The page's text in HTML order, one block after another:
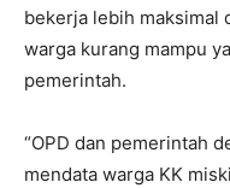
bekerja lebih maksimal
warga kurang mampu
pemerintah.
“OPD dan pemerintah
mendata warga KK